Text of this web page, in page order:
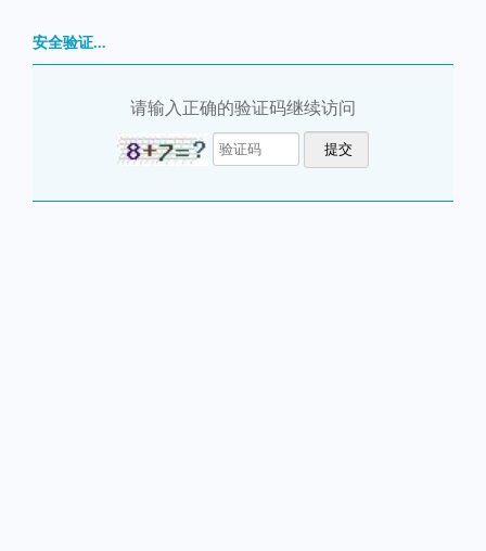
安全验证...
请输入正确的验证码继续访问